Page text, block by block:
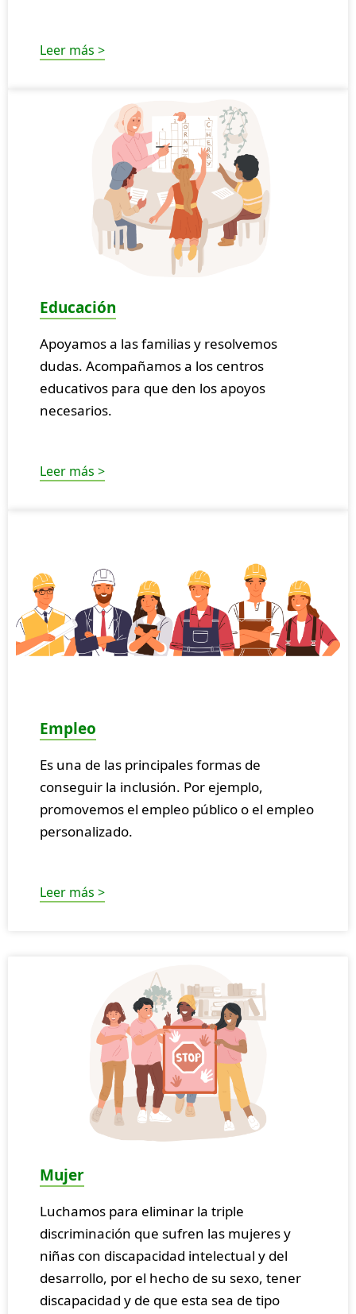
Leer más >
Educación
Apoyamos a las familias y resolvemos
dudas. Acompañamos a los centros
educativos para que den los apoyos
necesarios.
Leer más >
Empleo
Es una de las principales formas de
conseguir la inclusión. Por ejemplo,
promovemos el empleo público o el empleo
personalizado.
Leer más >
Mujer
Luchamos para eliminar la triple
discriminación que sufren las mujeres y
niñas con discapacidad intelectual y del
desarrollo, por el hecho de su sexo, tener
discapacidad y de que esta sea de tipo